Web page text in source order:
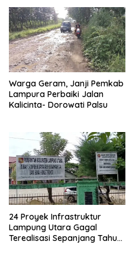
Warga Geram, Janji Pemkab
Lampura Perbaiki Jalan
Kalicinta- Dorowati Palsu
24 Proyek Infrastruktur
Lampung Utara Gagal
Terealisasi Sepanjang Tahun